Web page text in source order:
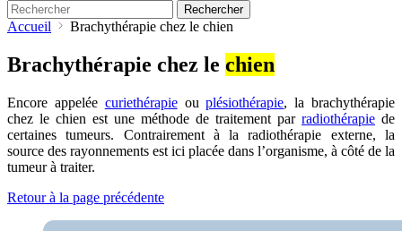
Rechercher
Accueil Brachythérapie chez le chien
Brachythérapie chez le chien
Encore appelée curiethérapieouplésiothérapie, la brachythérapie
chez le chien est une méthode de traitement par radiothérapie de
certaines tumeurs. Contrairement à la radiothérapie externe, la
source des rayonnements est ici placée dans l’organisme, à côté de la
tumeur à traiter.
Retour à la page précédente